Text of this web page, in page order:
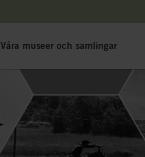
Våra museer och samlingar